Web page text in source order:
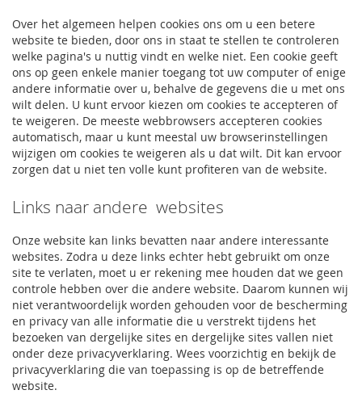
Over het algemeen helpen cookies ons om u een betere
website te bieden, door ons in staat te stellen te controleren
welke pagina's u nuttig vindt en welke niet. Een cookie geeft
ons op geen enkele manier toegang tot uw computer of enige
andere informatie over u, behalve de gegevens die u met ons
wilt delen. U kunt ervoor kiezen om cookies te accepteren of
te weigeren. De meeste webbrowsers accepteren cookies
automatisch, maar u kunt meestal uw browserinstellingen
wijzigen om cookies te weigeren als u dat wilt. Dit kan ervoor
zorgen dat u niet ten volle kunt profiteren van de website.
Links naar andere websites
Onze website kan links bevatten naar andere interessante
websites. Zodra u deze links echter hebt gebruikt om onze
site te verlaten, moet u er rekening mee houden dat we geen
controle hebben over die andere website. Daarom kunnen wij
niet verantwoordelijk worden gehouden voor de bescherming
en privacy van alle informatie die u verstrekt tijdens het
bezoeken van dergelijke sites en dergelijke sites vallen niet
onder deze privacyverklaring. Wees voorzichtig en bekijk de
privacyverklaring die van toepassing is op de betreffende
website.